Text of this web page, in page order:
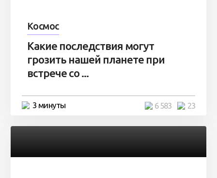
Космос
Какие последствия могут
грозить нашей планете при
встрече со ...
3 минуты 23
6 583